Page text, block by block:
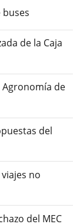
de la Caja
Agronomía de
del
no
del MEC